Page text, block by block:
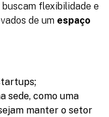
flexibilidade e
de um espaço
sede, como uma
manter o setor